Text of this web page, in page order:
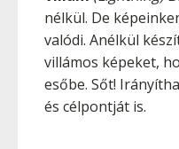
nélkül. De
valódi. Anélkül
villámos képeket,
esőbe. Sőt!
és célpontját is.